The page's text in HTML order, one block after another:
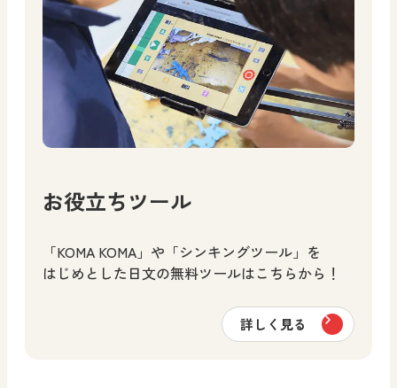
お役立ちツール
「KOMA KOMA」や「シンキングツール」を
はじめとした日文の無料ツールはこちらから！
詳しく見る